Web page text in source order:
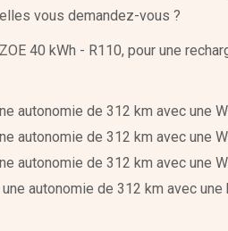
vous demandez-vous ?
40 kWh - R110, pour une
autonomie de 312 km avec une
autonomie de 312 km avec une
autonomie de 312 km avec une
autonomie de 312 km avec